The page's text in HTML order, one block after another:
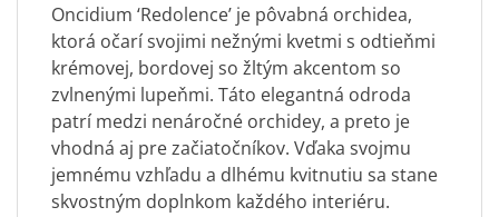
Oncidium ‘Redolence’ je pôvabná orchidea,
ktorá očarí svojimi nežnými kvetmi s odtieňmi
krémovej, bordovej so žltým akcentom so
zvlnenými lupeňmi. Táto elegantná odroda
patrí medzi nenáročné orchidey, a preto je
vhodná aj pre začiatočníkov. Vďaka svojmu
jemnému vzhľadu a dlhému kvitnutiu sa stane
skvostným doplnkom každého interiéru.